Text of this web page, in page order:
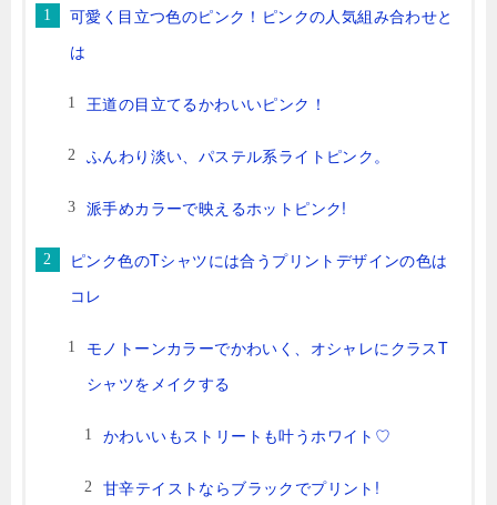
可愛く目立つ色のピンク！ピンクの人気組み合わせと
は
王道の目立てるかわいいピンク！
ふんわり淡い、パステル系ライトピンク。
派手めカラーで映えるホットピンク!
ピンク色のTシャツには合うプリントデザインの色は
コレ
モノトーンカラーでかわいく、オシャレにクラスT
シャツをメイクする
かわいいもストリートも叶うホワイト♡
甘辛テイストならブラックでプリント!